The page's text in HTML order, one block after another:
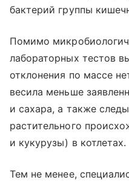
бактерий группы
Помимо
лабораторных тестов
отклонения по массе
весила меньше
и сахара, а также
растительного
и кукурузы) в котлетах.
Тем не менее,